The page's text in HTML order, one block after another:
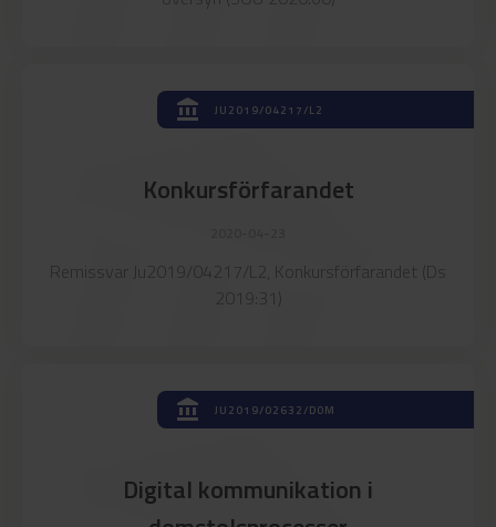
account_balance JU2019/04217/L2
Konkursförfarandet
Remissvar Ju2019/04217/L2, Konkursförfarandet (Ds
2019:31)
account_balance JU2019/02632/DOM
Digital kommunikation i